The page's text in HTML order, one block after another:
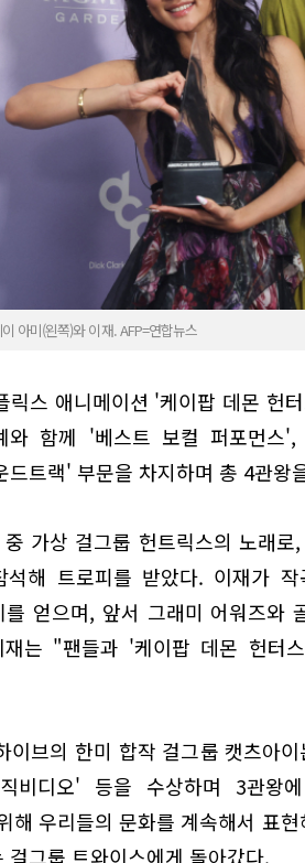
아미(왼쪽)와 이재. AFP=연합뉴스
릭스 애니메이션 '케이팝 데몬 헌
와 함께 '베스트 보컬 퍼포먼스
드트랙' 부문을 차지하며 총 4관왕
가상 걸그룹 헌트릭스의 노래
석해 트로피를 받았다. 이재가
를 얻으며, 앞서 그래미 어워즈와
는 "팬들과 '케이팝 데몬 헌터
이브의 한미 합작 걸그룹 캣츠아
비디오' 등을 수상하며 3관왕
해 우리들의 문화를 계속해서 표
걸그룹 트와이스에게 돌아갔다.